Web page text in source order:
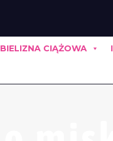
BIELIZNA CIĄŻOWA